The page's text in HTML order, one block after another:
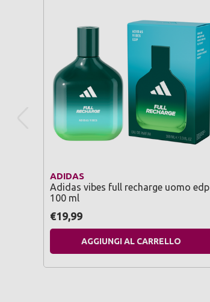
ADIDAS
Adidas vibes full recharge uomo edp
100 ml
€19,99
AGGIUNGI AL CARRELLO